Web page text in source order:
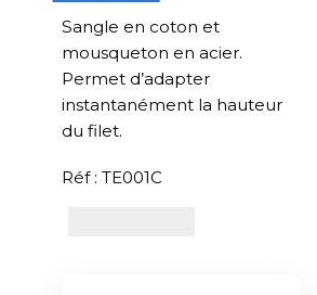
Sangle en coton et
mousqueton en acier.
Permet d’adapter
instantanément la hauteur
du filet.
Réf : TE001C